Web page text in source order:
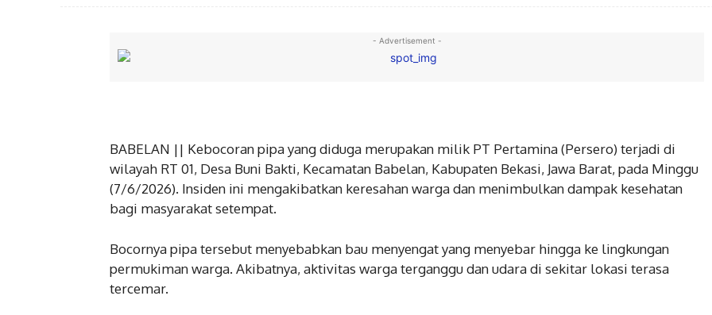
- Advertisement -
BABELAN || Kebocoran pipa yang diduga merupakan milik PT Pertamina (Persero) terjadi di
wilayah RT 01, Desa Buni Bakti, Kecamatan Babelan, Kabupaten Bekasi, Jawa Barat, pada Minggu
(7/6/2026). Insiden ini mengakibatkan keresahan warga dan menimbulkan dampak kesehatan
bagi masyarakat setempat.
Bocornya pipa tersebut menyebabkan bau menyengat yang menyebar hingga ke lingkungan
permukiman warga. Akibatnya, aktivitas warga terganggu dan udara di sekitar lokasi terasa
tercemar.